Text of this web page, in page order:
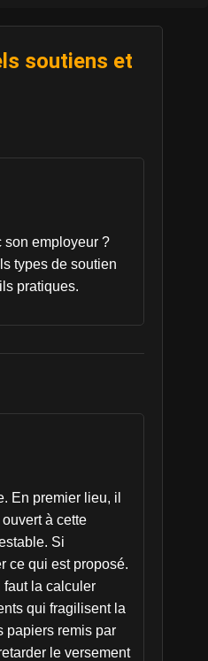
soutiens et
son employeur ?
types de soutien
pratiques.
En premier lieu, il
à cette
Si
ce qui est proposé.
faut la calculer
qui fragilisent la
papiers remis par
le versement